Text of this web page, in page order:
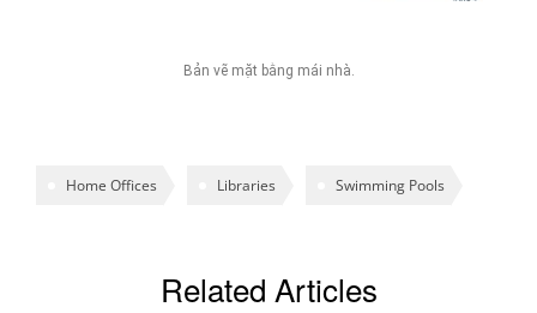
Bản vẽ mặt bằng mái nhà.
Home Offices Libraries Swimming Pools
Related Articles